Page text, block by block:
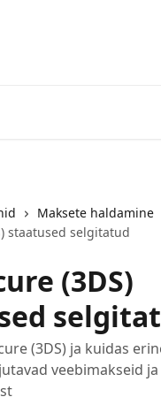
Maksete haldamine
staatused selgitatud
(3DS)
(3DS) ja kuidas
veebimakseid ja